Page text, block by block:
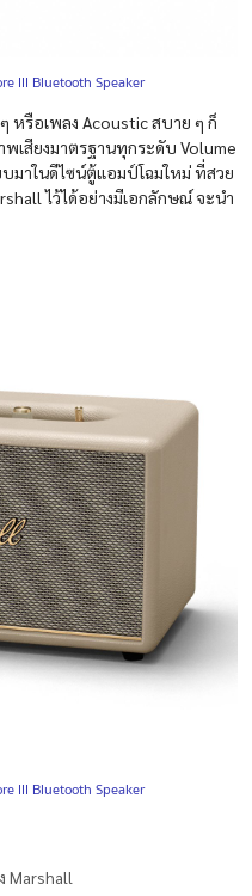
III Bluetooth Speaker
หรือเพลง Acoustic สบาย ๆ ก็
เสียงมาตรฐานทุกระดับ Volume
มาในดีไซน์ตู้แอมป์โฉมใหม่ ที่สวย
ไว้ได้อย่างมีเอกลักษณ์ จะนำ
III Bluetooth Speaker
Marshall